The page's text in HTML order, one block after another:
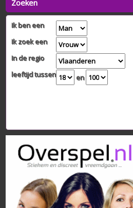
Zoeken
Ik ben een
Ik zoek een
In de regio
leeftijd tussen
en